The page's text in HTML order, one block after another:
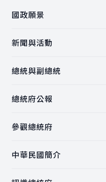
國政願景
新聞與活動
總統與副總統
總統府公報
參觀總統府
中華民國簡介